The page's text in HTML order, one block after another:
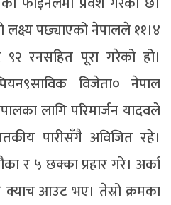
पछ्याएको नेपालले ११।४
रनसहित पूरा गरेको हो।
विजेता० नेपाल
लागि परिमार्जन यादवले
पारीसँगै अविजित रहे।
र ५ छक्का प्रहार गरे। अर्का
आउट भए। तेस्रो क्रमका